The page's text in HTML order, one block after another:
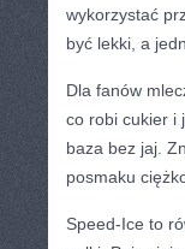
wykorzystać
być lekki, a
Dla fanów
co robi cukier i
baza bez jaj.
posmaku
Speed-Ice to